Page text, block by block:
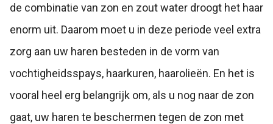
de combinatie van zon en zout water droogt het haar
enorm uit. Daarom moet u in deze periode veel extra
zorg aan uw haren besteden in de vorm van
vochtigheidsspays, haarkuren, haarolieën. En het is
vooral heel erg belangrijk om, als u nog naar de zon
gaat, uw haren te beschermen tegen de zon met